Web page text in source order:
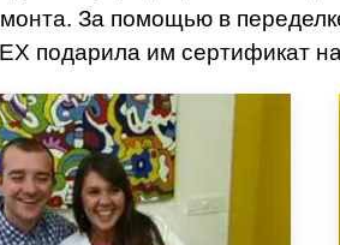
За помощью в
подарила им сертификат